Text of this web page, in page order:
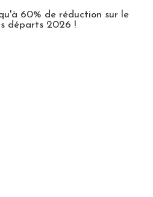
60% de réduction sur le
départs 2026 !